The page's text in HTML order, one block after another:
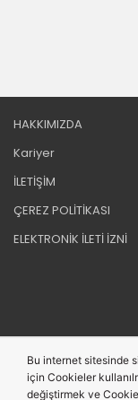
HAKKIMIZDA
Kariyer
İLETİŞİM
ÇEREZ POLİTİKASI
ELEKTRONİK İLETİ İZNİ
Bu internet sitesinde
için Cookieler
değiştirmek ve